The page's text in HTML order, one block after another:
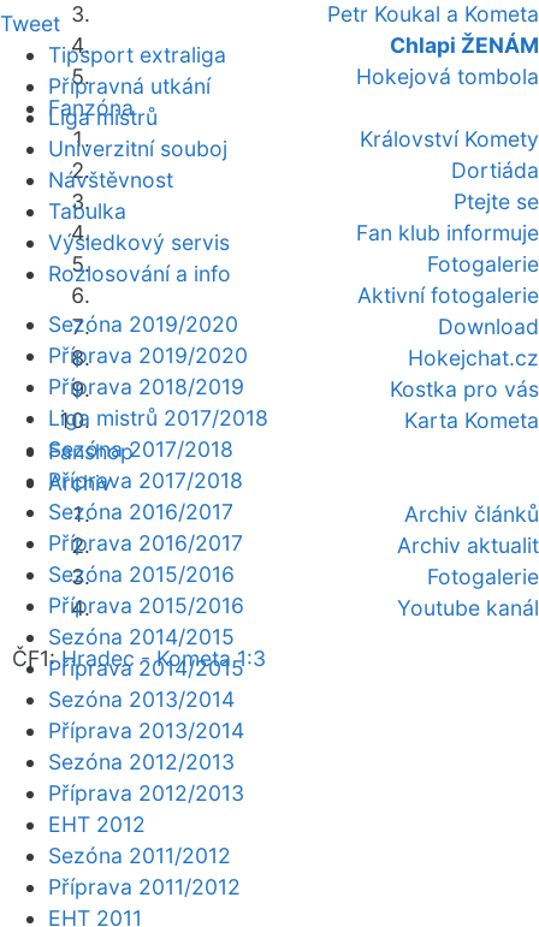
Petr Koukal a Kometa
Chlapi ŽENÁM
Hokejová tombola
Fanzóna
Království Komety
Dortiáda
Ptejte se
Fan klub informuje
Fotogalerie
Aktivní fotogalerie
Download
Hokejchat.cz
Kostka pro vás
Karta Kometa
Fanshop
Archiv
Archiv článků
Archiv aktualit
Fotogalerie
Youtube kanál
ČF1:Hradec - Kometa 1:3
Tweet
Tipsport extraliga
Přípravná utkání
Liga mistrů
Univerzitní souboj
Návštěvnost
Tabulka
Výsledkový servis
Rozlosování a info
Sezóna 2019/2020
Příprava 2019/2020
Příprava 2018/2019
Liga mistrů 2017/2018
Sezóna 2017/2018
Příprava 2017/2018
Sezóna 2016/2017
Příprava 2016/2017
Sezóna 2015/2016
Příprava 2015/2016
Sezóna 2014/2015
Příprava 2014/2015
Sezóna 2013/2014
Příprava 2013/2014
Sezóna 2012/2013
Příprava 2012/2013
EHT 2012
Sezóna 2011/2012
Příprava 2011/2012
EHT 2011